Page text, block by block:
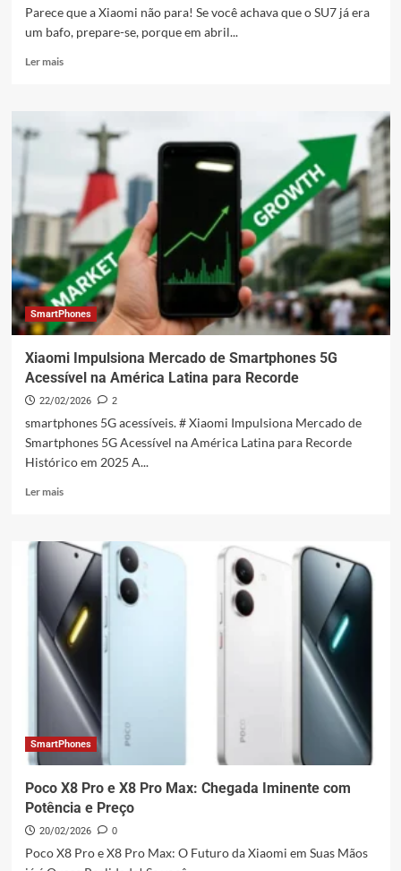
10
Perguntas
Parece que a Xiaomi não para! Se você achava que o SU7 já era
um bafo, prepare-se, porque em abril...
Ler maisLeia
SU7
Crimson
Novo
Vermelho
Paixão
que
Vai
Dominar
as
Ruas
em
Abril
de
2026!
SmartPhones
Xiaomi Impulsiona Mercado de Smartphones 5G
Acessível na América Latina para Recorde
22/02/2026 2
smartphones 5G acessíveis. # Xiaomi Impulsiona Mercado de
Smartphones 5G Acessível na América Latina para Recorde
Histórico em 2025 A...
Ler maisLeia
Xiaomi
Impulsiona
Mercado
de
Smartphones
5G
Acessível
na
América
Latina
para
Recorde
SmartPhones
Poco X8 Pro e X8 Pro Max: Chegada Iminente com
Potência e Preço
20/02/2026 0
Poco X8 Pro e X8 Pro Max: O Futuro da Xiaomi em Suas Mãos